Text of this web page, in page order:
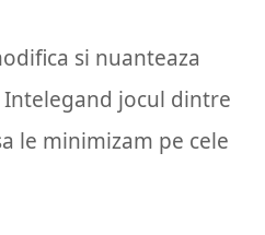
si nuanteaza
jocul dintre
le minimizam pe cele